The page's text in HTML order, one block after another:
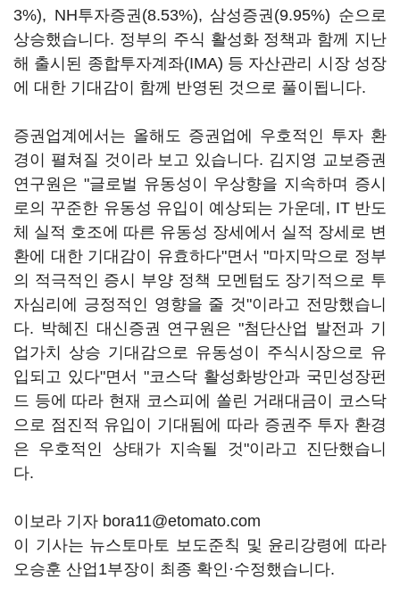
3%), NH투자증권(8.53%), 삼성증권(9.95%) 순으로
상승했습니다. 정부의 주식 활성화 정책과 함께 지난
해 출시된 종합투자계좌(IMA) 등 자산관리 시장 성장
에 대한 기대감이 함께 반영된 것으로 풀이됩니다.
증권업계에서는 올해도 증권업에 우호적인 투자 환
경이 펼쳐질 것이라 보고 있습니다. 김지영 교보증권
연구원은 "글로벌 유동성이 우상향을 지속하며 증시
로의 꾸준한 유동성 유입이 예상되는 가운데, IT 반도
체 실적 호조에 따른 유동성 장세에서 실적 장세로 변
환에 대한 기대감이 유효하다"면서 "마지막으로 정부
의 적극적인 증시 부양 정책 모멘텀도 장기적으로 투
자심리에 긍정적인 영향을 줄 것"이라고 전망했습니
다. 박혜진 대신증권 연구원은 "첨단산업 발전과 기
업가치 상승 기대감으로 유동성이 주식시장으로 유
입되고 있다"면서 "코스닥 활성화방안과 국민성장펀
드 등에 따라 현재 코스피에 쏠린 거래대금이 코스닥
으로 점진적 유입이 기대됨에 따라 증권주 투자 환경
은 우호적인 상태가 지속될 것"이라고 진단했습니
다.
이보라 기자 bora11@etomato.com
이 기사는 뉴스토마토 보도준칙 및 윤리강령에 따라
오승훈 산업1부장이 최종 확인·수정했습니다.